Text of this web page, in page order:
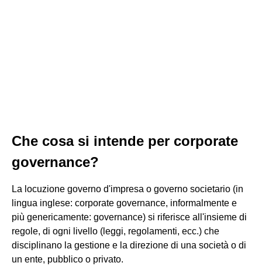
Che cosa si intende per corporate
governance?
La locuzione governo d'impresa o governo societario (in
lingua inglese: corporate governance, informalmente e
più genericamente: governance) si riferisce all'insieme di
regole, di ogni livello (leggi, regolamenti, ecc.) che
disciplinano la gestione e la direzione di una società o di
un ente, pubblico o privato.